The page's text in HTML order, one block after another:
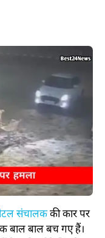
संचालककी कार पर
बाल बाल बच गए हैं।